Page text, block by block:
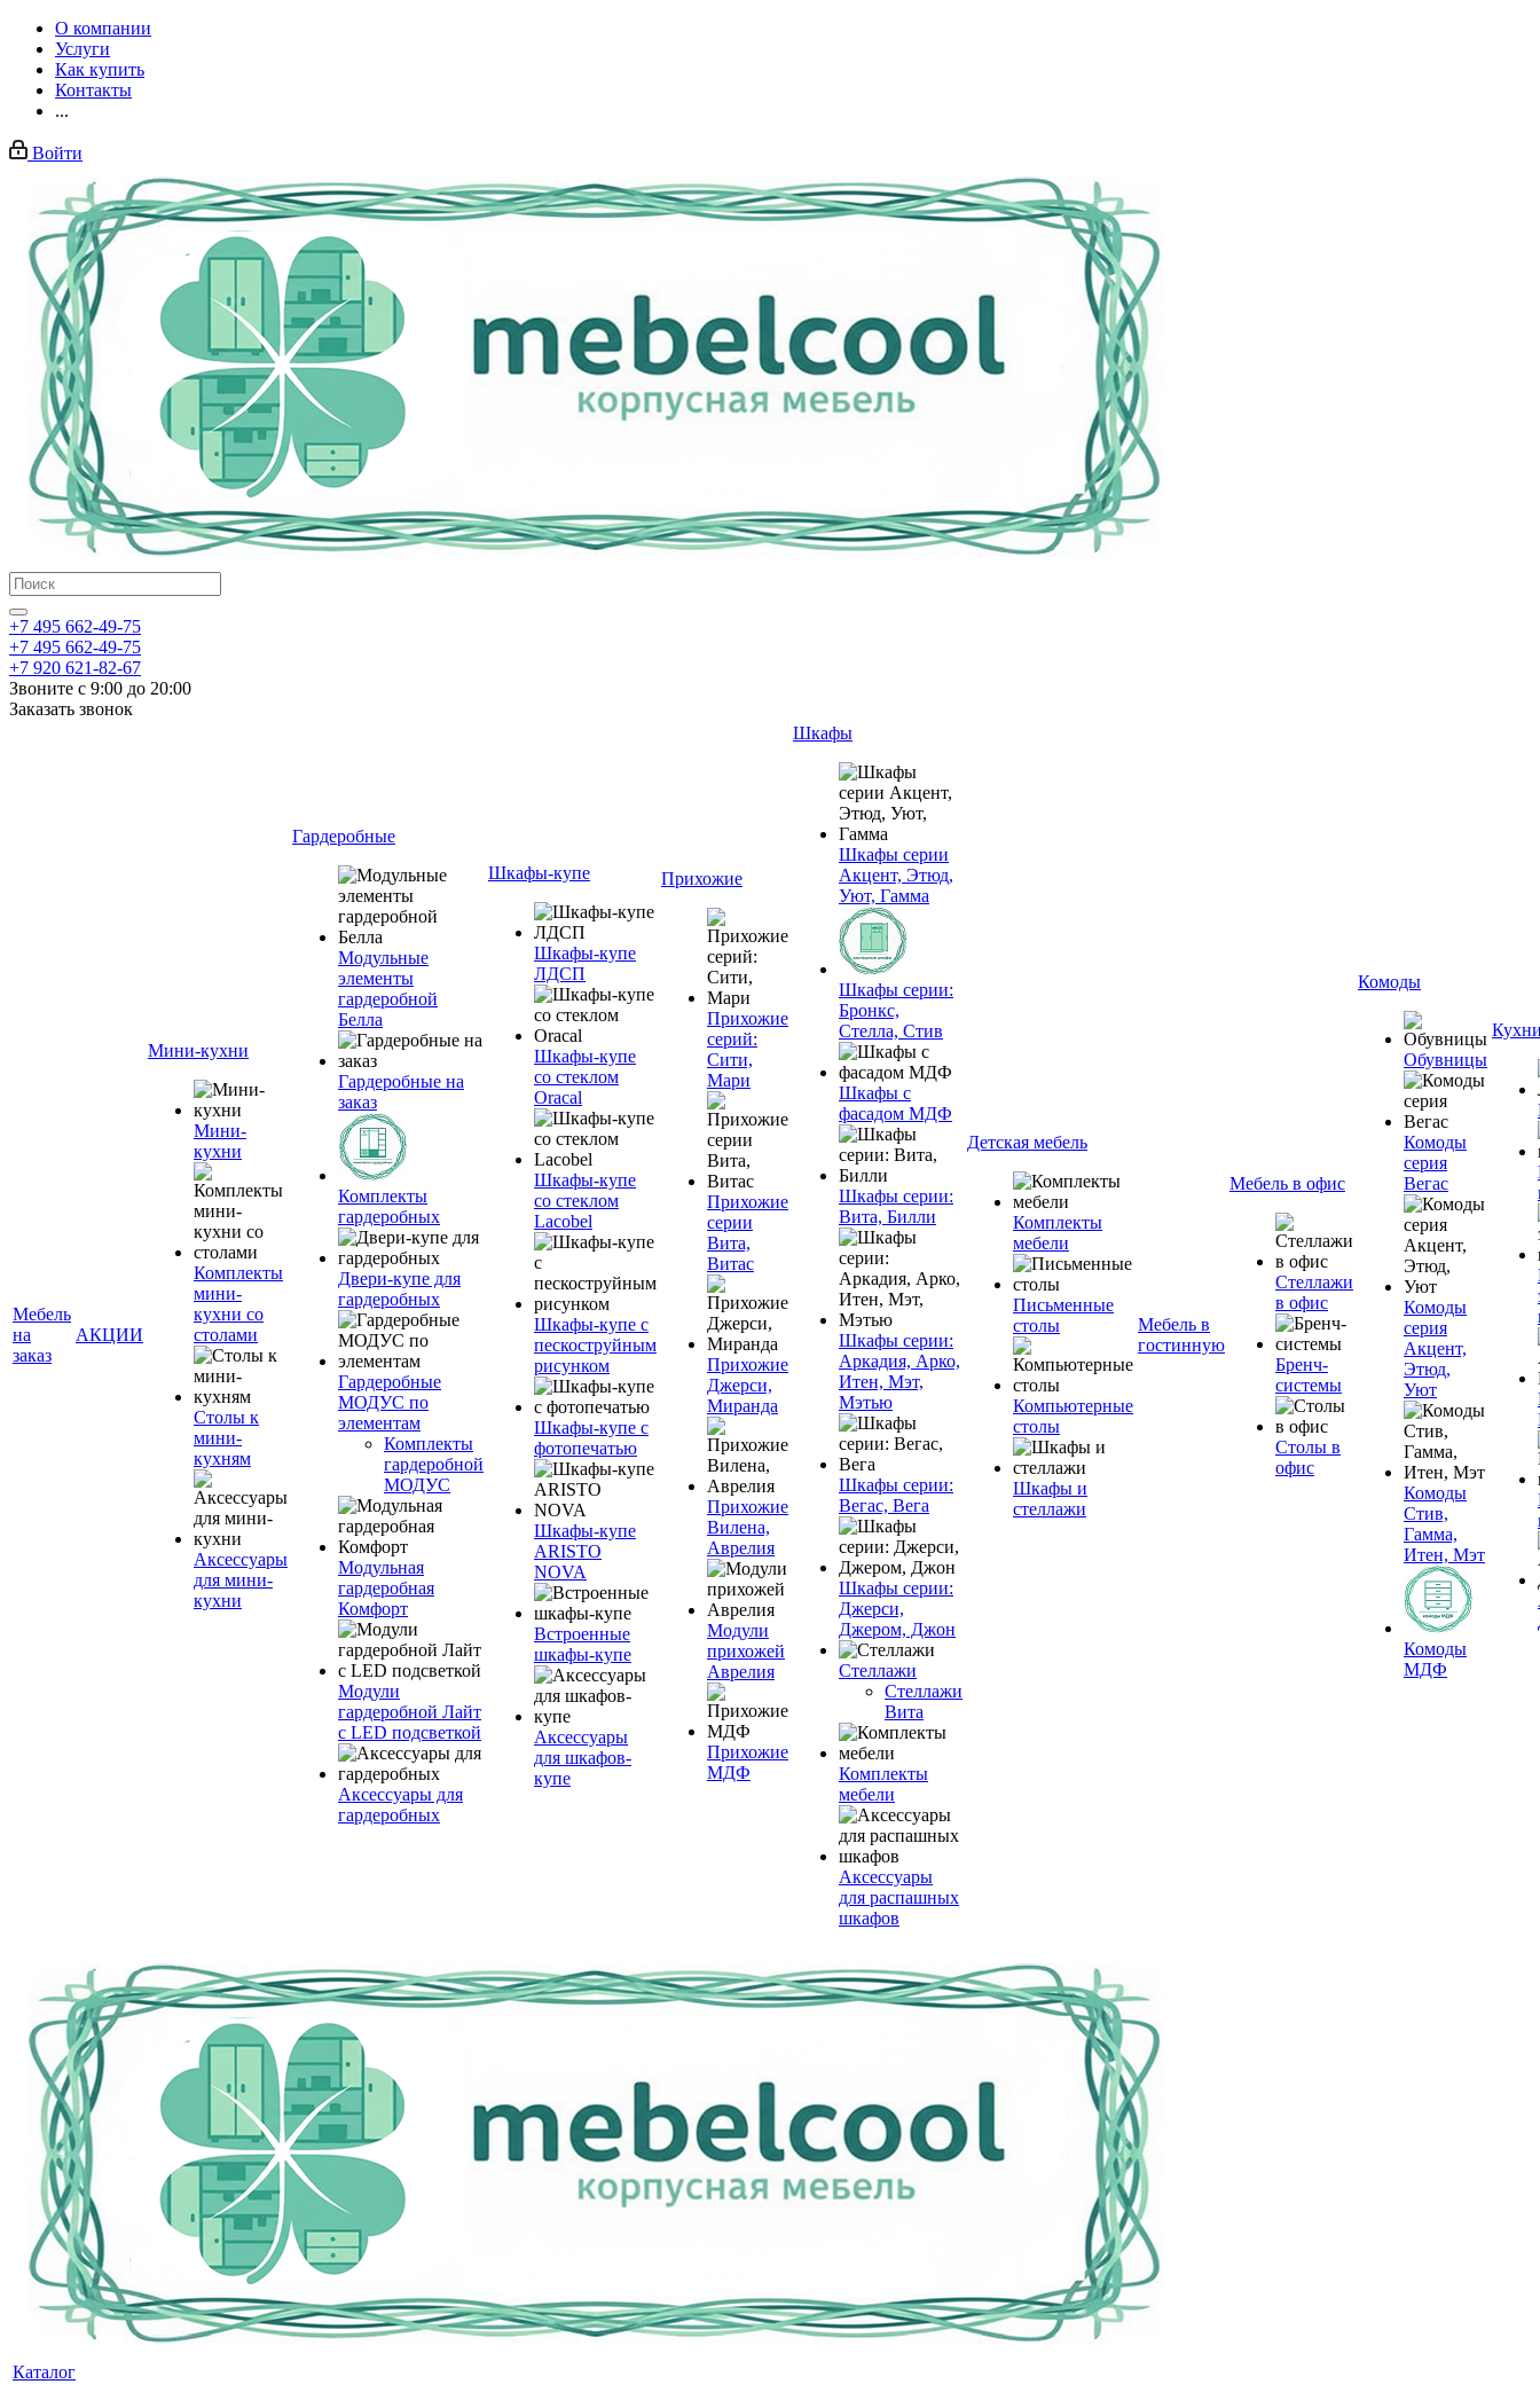
О компании
Услуги
Как купить
Контакты
...
Войти
+7 495 662-49-75
+7 495 662-49-75
+7 920 621-82-67
Звоните с 9:00 до 20:00
Заказать звонок
Мебель
на
заказ
АКЦИИ
Мини-кухни
Мини-
кухни
Комплекты
мини-
кухни со
столами
Столы к
мини-
кухням
Аксессуары
для мини-
кухни
Гардеробные
Модульные
элементы
гардеробной
Белла
Гардеробные на
заказ
Комплекты
гардеробных
Двери-купе для
гардеробных
Гардеробные
МОДУС по
элементам
Комплекты
гардеробной
МОДУС
Модульная
гардеробная
Комфорт
Модули
гардеробной Лайт
с LED подсветкой
Аксессуары для
гардеробных
Шкафы-купе
Шкафы-купе
ЛДСП
Шкафы-купе
со стеклом
Oracal
Шкафы-купе
со стеклом
Lacobel
Шкафы-купе с
пескоструйным
рисунком
Шкафы-купе с
фотопечатью
Шкафы-купе
ARISTO
NOVA
Встроенные
шкафы-купе
Аксессуары
для шкафов-
купе
Прихожие
Прихожие
серий:
Сити,
Мари
Прихожие
серии
Вита,
Витас
Прихожие
Джерси,
Миранда
Прихожие
Вилена,
Аврелия
Модули
прихожей
Аврелия
Прихожие
МДФ
Шкафы
Шкафы серии
Акцент, Этюд,
Уют, Гамма
Шкафы серии:
Бронкс,
Стелла, Стив
Шкафы с
фасадом МДФ
Шкафы серии:
Вита, Билли
Шкафы серии:
Аркадия, Арко,
Итен, Мэт,
Мэтью
Шкафы серии:
Вегас, Вега
Шкафы серии:
Джерси,
Джером, Джон
Стеллажи
Стеллажи
Вита
Комплекты
мебели
Аксессуары
для распашных
шкафов
Детская мебель
Комплекты
мебели
Письменные
столы
Компьютерные
столы
Шкафы и
стеллажи
Мебель в
гостинную
Мебель в офис
Стеллажи
в офис
Бренч-
системы
Столы в
офис
Комоды
Обувницы
Комоды
серия
Вегас
Комоды
серия
Акцент,
Этюд,
Уют
Комоды
Стив,
Гамма,
Итен, Мэт
Комоды
МДФ
Каталог